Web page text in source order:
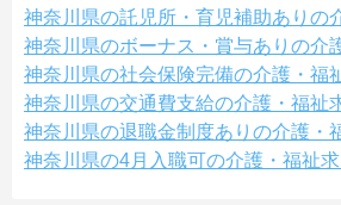
神奈川県の託児所・育児補助ありの
神奈川県のボーナス・賞与ありの介
神奈川県の社会保険完備の介護・福
神奈川県の交通費支給の介護・福祉
神奈川県の退職金制度ありの介護・
神奈川県の4月入職可の介護・福祉求